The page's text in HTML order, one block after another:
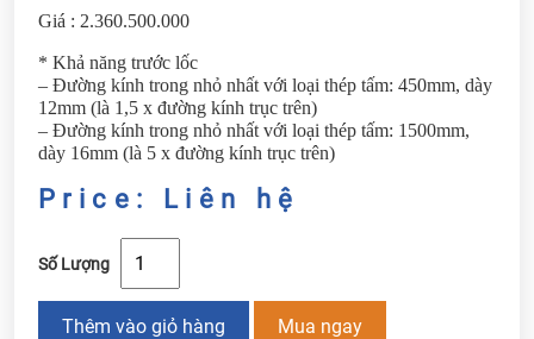
Giá : 2.360.500.000
* Khả năng trước lốc
– Đường kính trong nhỏ nhất với loại thép tấm: 450mm, dày
12mm (là 1,5 x đường kính trục trên)
– Đường kính trong nhỏ nhất với loại thép tấm: 1500mm,
dày 16mm (là 5 x đường kính trục trên)
Price: Liên hệ
Số Lượng
Thêm vào giỏ hàng Mua ngay